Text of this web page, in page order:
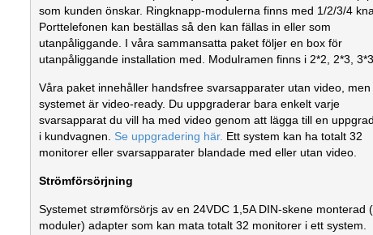
som kunden önskar. Ringknapp-modulerna finns med 1/2/3/4
Porttelefonen kan beställas så den kan fällas in eller som
utanpåliggande. I våra sammansatta paket följer en box för
utanpåliggande installation med. Modulramen finns i 2*2, 2*3, 3*3.
Våra paket innehåller handsfree svarsapparater utan video, men
systemet är video-ready. Du uppgraderar bara enkelt varje
svarsapparat du vill ha med video genom att lägga till en
i kundvagnen. Se uppgradering här. Ett system kan ha totalt 32
monitorer eller svarsapparater blandade med eller utan video.
Strömförsörjning
Systemet strømförsörjs av en 24VDC 1,5A DIN-skene monterad
moduler) adapter som kan mata totalt 32 monitorer i ett system.